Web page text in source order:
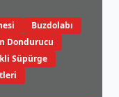
Buzdolabı
Dondurucu
Süpürge